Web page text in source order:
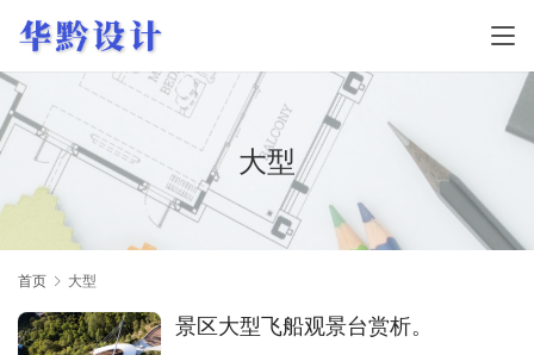
大型
首页 大型
景区大型飞船观景台赏析。